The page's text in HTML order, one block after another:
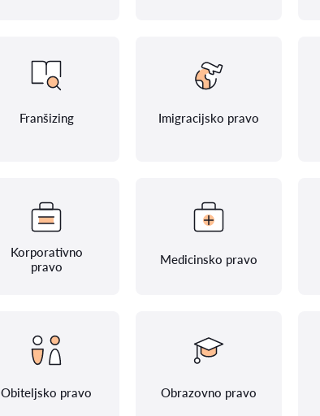
Franšizing Imigracijsko pravo
Korporativno
pravo
Medicinsko pravo
Obiteljsko pravo Obrazovno pravo